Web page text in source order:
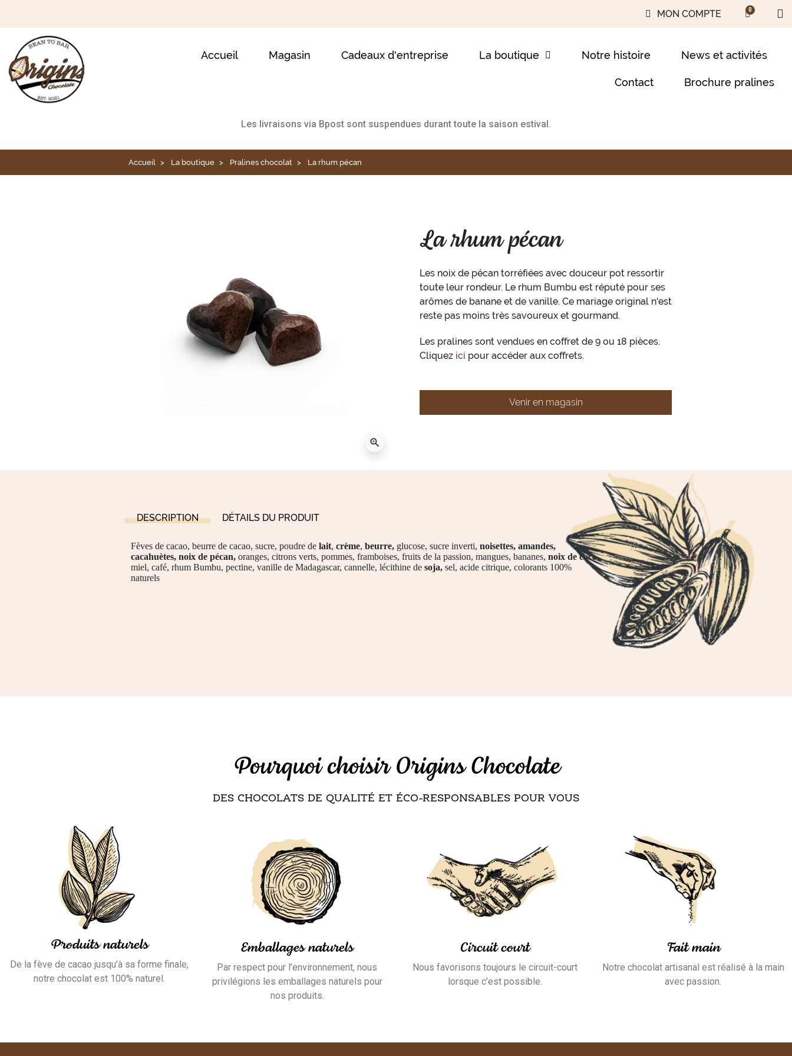
MON COMPTE
Accueil Magasin Cadeaux d'entreprise La boutique Notre histoire News et activités
Contact Brochure pralines
Les livraisons via Bpost sont suspendues durant toute la saison estival.
Accueil La boutique Pralines chocolat La rhum pécan
zoom_in
La rhum pécan
Les noix de pécan torréfiées avec douceur pot ressortir
toute leur rondeur. Le rhum Bumbu est réputé pour ses
arômes de banane et de vanille. Ce mariage original n'est
reste pas moins très savoureux et gourmand.
Les pralines sont vendues en coffret de 9 ou 18 pièces.
Cliquez ici pour accéder aux coffrets.
Venir en magasin
DESCRIPTION DÉTAILS DU PRODUIT
Fèves de cacao, beurre de cacao, sucre, poudre de lait, crème, beurre, glucose, sucre inverti, noisettes, amandes,
cacahuètes, noix de pécan, oranges, citrons verts, pommes, framboises, fruits de la passion, mangues, bananes, noix de coco,
miel, café, rhum Bumbu, pectine, vanille de Madagascar, cannelle, lécithine de soja, sel, acide citrique, colorants 100%
naturels
Pourquoi choisir Origins Chocolate
DES CHOCOLATS DE QUALITÉ ET ÉCO-RESPONSABLES POUR VOUS
Produits naturels
De la fève de cacao jusqu’à sa forme finale,
notre chocolat est 100% naturel.
Emballages naturels
Par respect pour l’environnement, nous
privilégions les emballages naturels pour
nos produits.
Circuit court
Nous favorisons toujours le circuit-court
lorsque c’est possible.
Fait main
Notre chocolat artisanal est réalisé à la main
avec passion.